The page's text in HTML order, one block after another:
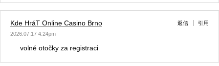
Kde HráT Online Casino Brno
2026.07.17 4:24pm
返信 引用
volné otočky za registraci